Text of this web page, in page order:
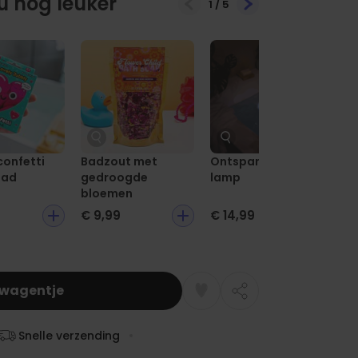
1 / 5
Badzout met
gedroogde
bloemen
€ 9,99
Ontspanning bad
lamp
€ 14,99
Snelle verzending